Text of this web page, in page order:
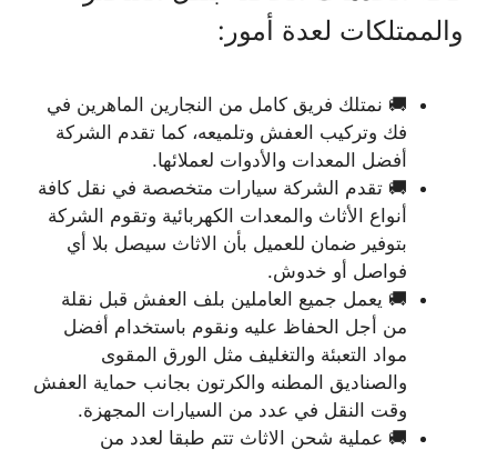
والممتلكات لعدة أمور:
🚚 نمتلك فريق كامل من النجارين الماهرين في
فك وتركيب العفش وتلميعه، كما تقدم الشركة
أفضل المعدات والأدوات لعملائها.
🚚 تقدم الشركة سيارات متخصصة في نقل كافة
أنواع الأثاث والمعدات الكهربائية وتقوم الشركة
بتوفير ضمان للعميل بأن الاثاث سيصل بلا أي
فواصل أو خدوش.
🚚 يعمل جميع العاملين بلف العفش قبل نقلة
من أجل الحفاظ عليه ونقوم باستخدام أفضل
مواد التعبئة والتغليف مثل الورق المقوى
والصناديق المطنه والكرتون بجانب حماية العفش
وقت النقل في عدد من السيارات المجهزة.
🚚 عملية شحن الاثاث تتم طبقا لعدد من